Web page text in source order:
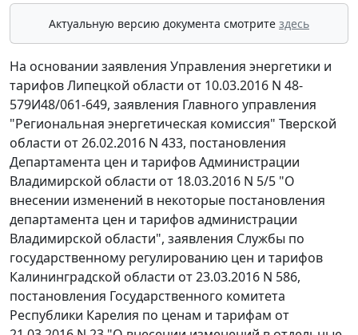
Актуальную версию документа смотрите здесь
На основании заявления Управления энергетики и
тарифов Липецкой области от 10.03.2016 N 48-
579И48/061-649, заявления Главного управления
"Региональная энергетическая комиссия" Тверской
области от 26.02.2016 N 433, постановления
Департамента цен и тарифов Администрации
Владимирской области от 18.03.2016 N 5/5 "О
внесении изменений в некоторые постановления
департамента цен и тарифов администрации
Владимирской области", заявления Службы по
государственному регулированию цен и тарифов
Калининградской области от 23.03.2016 N 586,
постановления Государственного комитета
Республики Карелия по ценам и тарифам от